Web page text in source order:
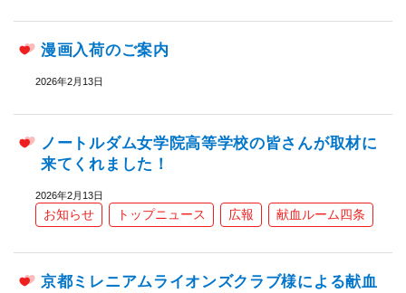
漫画入荷のご案内
2026年2月13日
ノートルダム女学院高等学校の皆さんが取材に
来てくれました！
2026年2月13日
お知らせ トップニュース 広報 献血ルーム四条
京都ミレニアムライオンズクラブ様による献血